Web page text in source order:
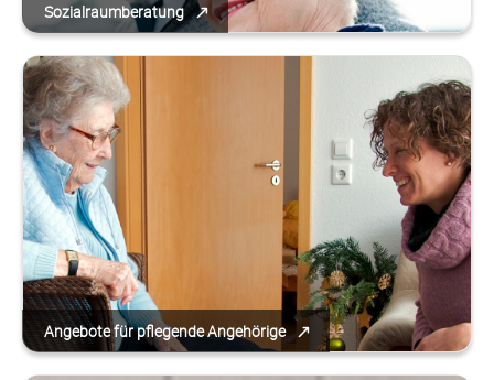
Sozialraumberatung
Angebote für pflegende Angehörige